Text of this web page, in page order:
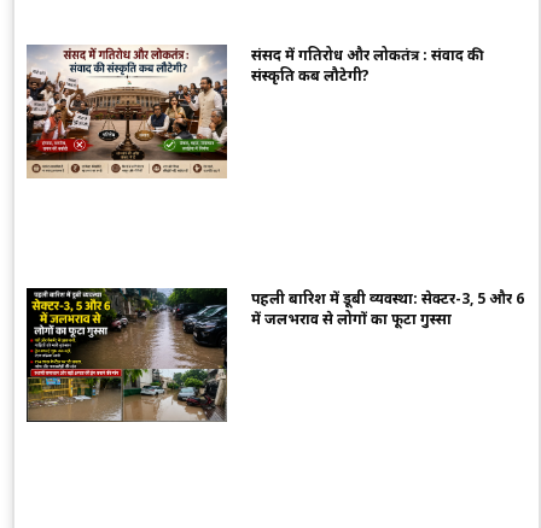
संसद में गतिरोध और लोकतंत्र : संवाद की
संस्कृति कब लौटेगी?
पहली बारिश में डूबी व्यवस्था: सेक्टर-3, 5 और 6
में जलभराव से लोगों का फूटा गुस्सा